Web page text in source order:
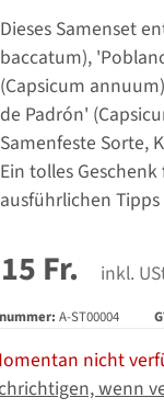
Dieses Samenset
baccatum),
(Capsicum
de Padrón'
Samenfeste Sorte,
Ein tolles
ausführlichen Tipps
Fr. inkl.
A-ST00004
nicht
wenn